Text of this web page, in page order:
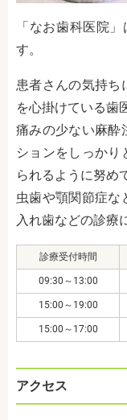
「なお歯科医院
す。
患者さんの気持ち
を心掛けている歯
痛みの少ない麻酔
ションをしっかり
られるように努め
虫歯や顎関節症な
入れ歯などの診療
診療受付時間
09:30～13:00
15:00～19:00
15:00～17:00
アクセス